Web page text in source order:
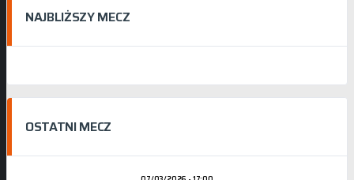
NAJBLIŻSZY MECZ
OSTATNI MECZ